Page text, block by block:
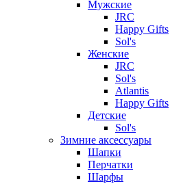
Мужские
JRC
Happy Gifts
Sol's
Женские
JRC
Sol's
Atlantis
Happy Gifts
Детские
Sol's
Зимние аксессуары
Шапки
Перчатки
Шарфы